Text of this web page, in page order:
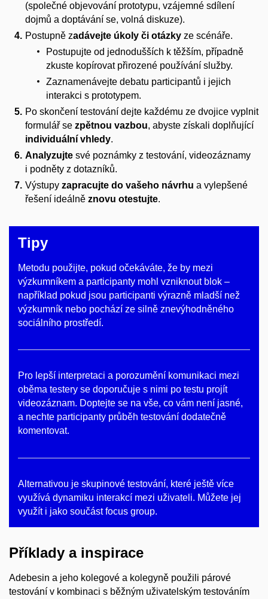
(společné objevování prototypu, vzájemné sdílení
dojmů a doptávání se, volná diskuze).
Postupně zadávejte úkoly či otázkyze scénáře.
Postupujte od jednodušších k těžším, případně
zkuste kopírovat přirozené používání služby.
Zaznamenávejte debatu participantů i jejich
interakci s prototypem.
Po skončení testování dejte každému ze dvojice vyplnit
formulář sezpětnou vazbou, abyste získali doplňující
individuální vhledy.
Analyzujtesvé poznámky z testování, videozáznamy
i podněty z dotazníků.
Výstupy zapracujte do vašeho návrhu a vylepšené
řešení ideálně znovu otestujte.
Tipy
Metodu použijte, pokud očekáváte, že by mezi
výzkumníkem a participanty mohl vzniknout blok –
například pokud jsou participanti výrazně mladší než
výzkumník nebo pochází ze silně znevýhodněného
sociálního prostředí.
Pro lepší interpretaci a porozumění komunikaci mezi
oběma testery se doporučuje s nimi po testu projít
videozáznam. Doptejte se na vše, co vám není jasné,
a nechte participanty průběh testování dodatečně
komentovat.
Alternativou je skupinové testování, které ještě více
využívá dynamiku interakcí mezi uživateli. Můžete jej
využít i jako součást focus group.
Příklady a inspirace
Adebesin a jeho kolegové a kolegyně použili párové
testování v kombinaci s běžným uživatelským testováním